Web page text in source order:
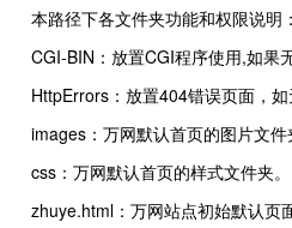
本路径下各文件夹功能和权限说明：
CGI-BIN：放置CGI程序使用,如果
HttpErrors：放置404错误页面，如
images：万网默认首页的图片文件
css：万网默认首页的样式文件夹。
zhuye.html：万网站点初始默认页面